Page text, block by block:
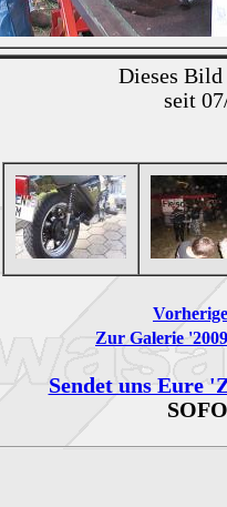
Dieses Bild
seit
Zur Galerie
Sendet uns Eure